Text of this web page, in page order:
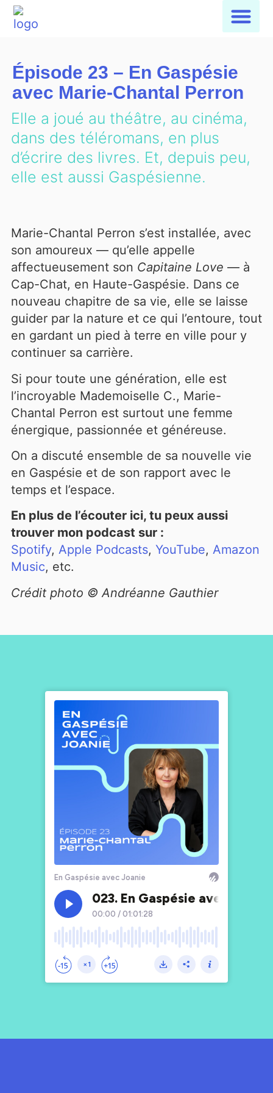
Épisode 23 – En Gaspésie
avec Marie-Chantal Perron
Elle a joué au théâtre, au cinéma,
dans des téléromans, en plus
d’écrire des livres. Et, depuis peu,
elle est aussi Gaspésienne.
Marie-Chantal Perron s’est installée, avec
son amoureux — qu’elle appelle
affectueusement son Capitaine Love — à
Cap-Chat, en Haute-Gaspésie. Dans ce
nouveau chapitre de sa vie, elle se laisse
guider par la nature et ce qui l’entoure, tout
en gardant un pied à terre en ville pour y
continuer sa carrière.
Si pour toute une génération, elle est
l’incroyable Mademoiselle C., Marie-
Chantal Perron est surtout une femme
énergique, passionnée et généreuse.
On a discuté ensemble de sa nouvelle vie
en Gaspésie et de son rapport avec le
temps et l’espace.
En plus de l’écouter ici, tu peux aussi
trouver mon podcast sur :
Spotify, Apple Podcasts, YouTube, Amazon
Music, etc.
Crédit photo © Andréanne Gauthier